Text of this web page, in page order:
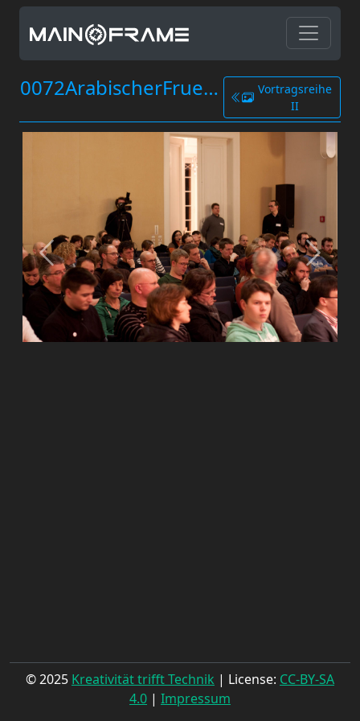
0072ArabischerFruehling.jpg
Vortragsreihe
II
© 2025 Kreativität trifft Technik | License: CC-BY-SA
4.0 | Impressum